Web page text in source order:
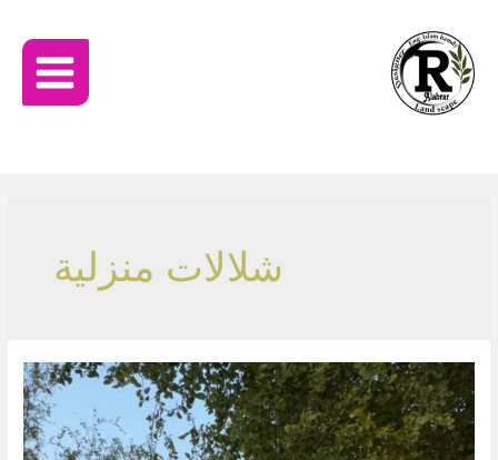
شلالات منزلية